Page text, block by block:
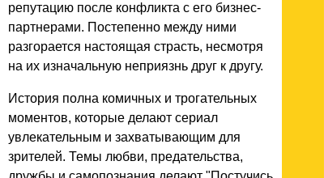
репутацию после конфликта с его бизнес-
партнерами. Постепенно между ними
разгорается настоящая страсть, несмотря
на их изначальную неприязнь друг к другу.
История полна комичных и трогательных
моментов, которые делают сериал
увлекательным и захватывающим для
зрителей. Темы любви, предательства,